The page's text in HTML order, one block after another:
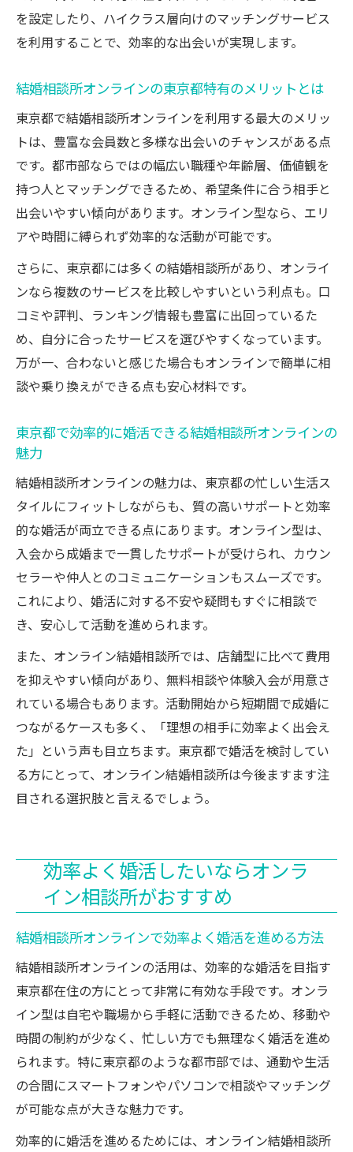
を設定したり、ハイクラス層向けのマッチングサービス
を利用することで、効率的な出会いが実現します。
結婚相談所オンラインの東京都特有のメリットとは
東京都で結婚相談所オンラインを利用する最大のメリッ
トは、豊富な会員数と多様な出会いのチャンスがある点
です。都市部ならではの幅広い職種や年齢層、価値観を
持つ人とマッチングできるため、希望条件に合う相手と
出会いやすい傾向があります。オンライン型なら、エリ
アや時間に縛られず効率的な活動が可能です。
さらに、東京都には多くの結婚相談所があり、オンライ
ンなら複数のサービスを比較しやすいという利点も。口
コミや評判、ランキング情報も豊富に出回っているた
め、自分に合ったサービスを選びやすくなっています。
万が一、合わないと感じた場合もオンラインで簡単に相
談や乗り換えができる点も安心材料です。
東京都で効率的に婚活できる結婚相談所オンラインの
魅力
結婚相談所オンラインの魅力は、東京都の忙しい生活ス
タイルにフィットしながらも、質の高いサポートと効率
的な婚活が両立できる点にあります。オンライン型は、
入会から成婚まで一貫したサポートが受けられ、カウン
セラーや仲人とのコミュニケーションもスムーズです。
これにより、婚活に対する不安や疑問もすぐに相談で
き、安心して活動を進められます。
また、オンライン結婚相談所では、店舗型に比べて費用
を抑えやすい傾向があり、無料相談や体験入会が用意さ
れている場合もあります。活動開始から短期間で成婚に
つながるケースも多く、「理想の相手に効率よく出会え
た」という声も目立ちます。東京都で婚活を検討してい
る方にとって、オンライン結婚相談所は今後ますます注
目される選択肢と言えるでしょう。
効率よく婚活したいならオンラ
イン相談所がおすすめ
結婚相談所オンラインで効率よく婚活を進める方法
結婚相談所オンラインの活用は、効率的な婚活を目指す
東京都在住の方にとって非常に有効な手段です。オンラ
イン型は自宅や職場から手軽に活動できるため、移動や
時間の制約が少なく、忙しい方でも無理なく婚活を進め
られます。特に東京都のような都市部では、通勤や生活
の合間にスマートフォンやパソコンで相談やマッチング
が可能な点が大きな魅力です。
効率的に婚活を進めるためには、オンライン結婚相談所